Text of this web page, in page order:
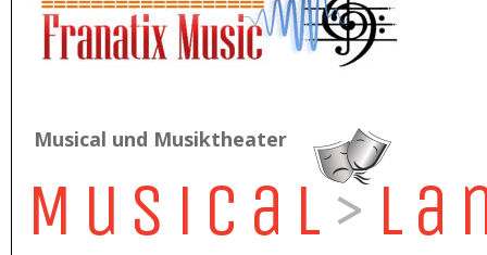
Musical und Musiktheater
Musical>